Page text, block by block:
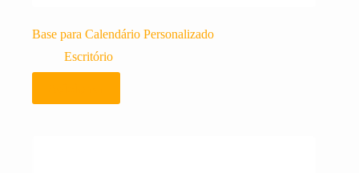
Base para Calendário Personalizado
Escritório